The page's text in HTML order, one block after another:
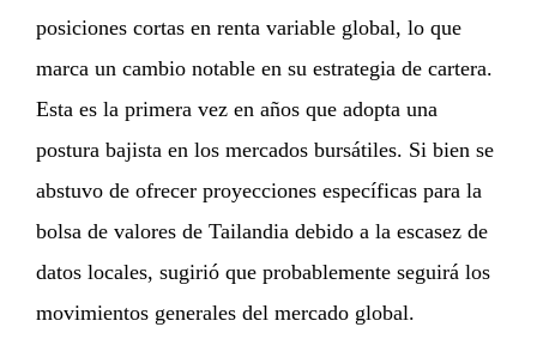
posiciones cortas en renta variable global, lo que
marca un cambio notable en su estrategia de cartera.
Esta es la primera vez en años que adopta una
postura bajista en los mercados bursátiles. Si bien se
abstuvo de ofrecer proyecciones específicas para la
bolsa de valores de Tailandia debido a la escasez de
datos locales, sugirió que probablemente seguirá los
movimientos generales del mercado global.